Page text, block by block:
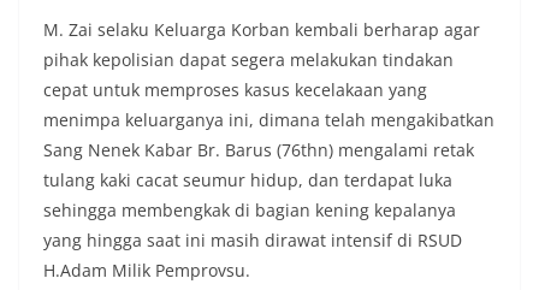
M. Zai selaku Keluarga Korban kembali berharap agar
pihak kepolisian dapat segera melakukan tindakan
cepat untuk memproses kasus kecelakaan yang
menimpa keluarganya ini, dimana telah mengakibatkan
Sang Nenek Kabar Br. Barus (76thn) mengalami retak
tulang kaki cacat seumur hidup, dan terdapat luka
sehingga membengkak di bagian kening kepalanya
yang hingga saat ini masih dirawat intensif di RSUD
H.Adam Milik Pemprovsu.